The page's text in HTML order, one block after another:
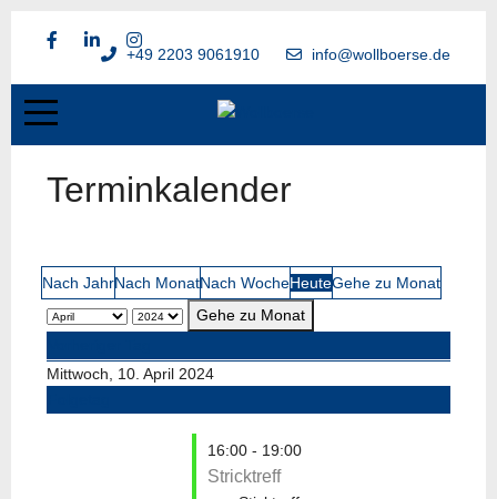
+49 2203 9061910 info@wollboerse.de
Terminkalender
Nach JahrNach MonatNach WocheHeuteGehe zu Monat
Gehe zu Monat
Mittwoch, 10. April 2024
16:00 - 19:00
Stricktreff